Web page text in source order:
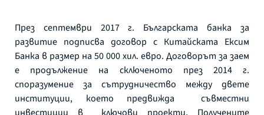
През септември 2017 г. Българската банка за
развитие подписва договор с Китайската Ексим
Банка в размер на 50 000 хил. евро. Договорът за заем
е продължение на сключеното през 2014 г.
споразумение за сътрудничество между двете
институции, което предвижда съвместни
инвестиции в ключови проекти. Получените